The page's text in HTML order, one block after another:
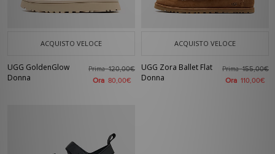
ACQUISTO VELOCE
UGG GoldenGlow
Donna
Prima120,00€
Ora 80,00€
ACQUISTO VELOCE
UGG Zora Ballet Flat
Donna
Prima155,00€
Ora 110,00€